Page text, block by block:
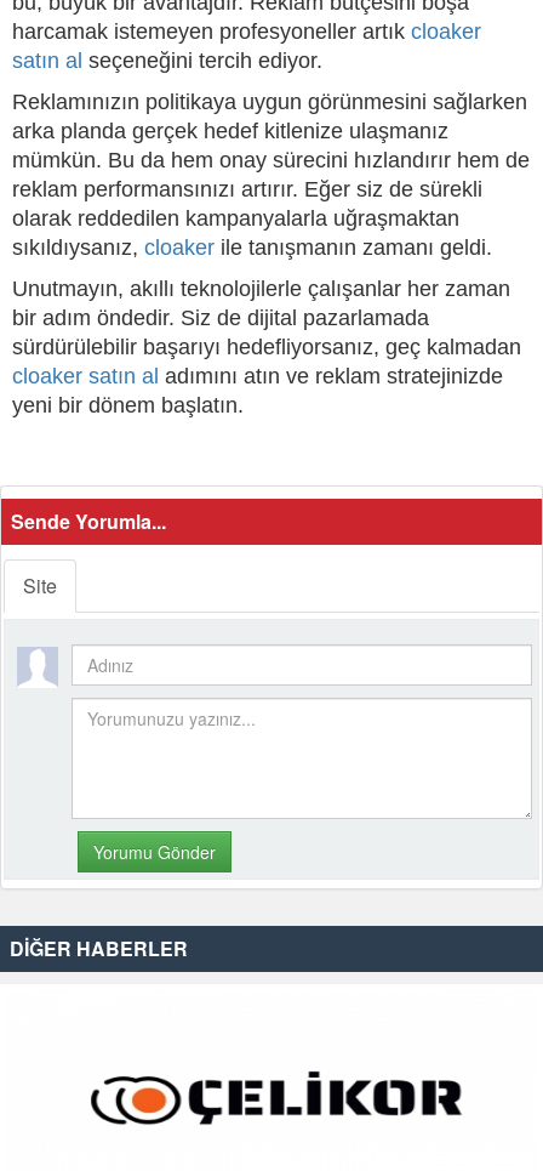
harcamak istemeyen profesyoneller artık cloaker
satın al seçeneğini tercih ediyor.
Reklamınızın politikaya uygun görünmesini sağlarken
arka planda gerçek hedef kitlenize ulaşmanız
mümkün. Bu da hem onay sürecini hızlandırır hem de
reklam performansınızı artırır. Eğer siz de sürekli
olarak reddedilen kampanyalarla uğraşmaktan
sıkıldıysanız, cloaker ile tanışmanın zamanı geldi.
Unutmayın, akıllı teknolojilerle çalışanlar her zaman
bir adım öndedir. Siz de dijital pazarlamada
sürdürülebilir başarıyı hedefliyorsanız, geç kalmadan
cloaker satın al adımını atın ve reklam stratejinizde
yeni bir dönem başlatın.
Sende Yorumla...
Site
DİĞER HABERLER